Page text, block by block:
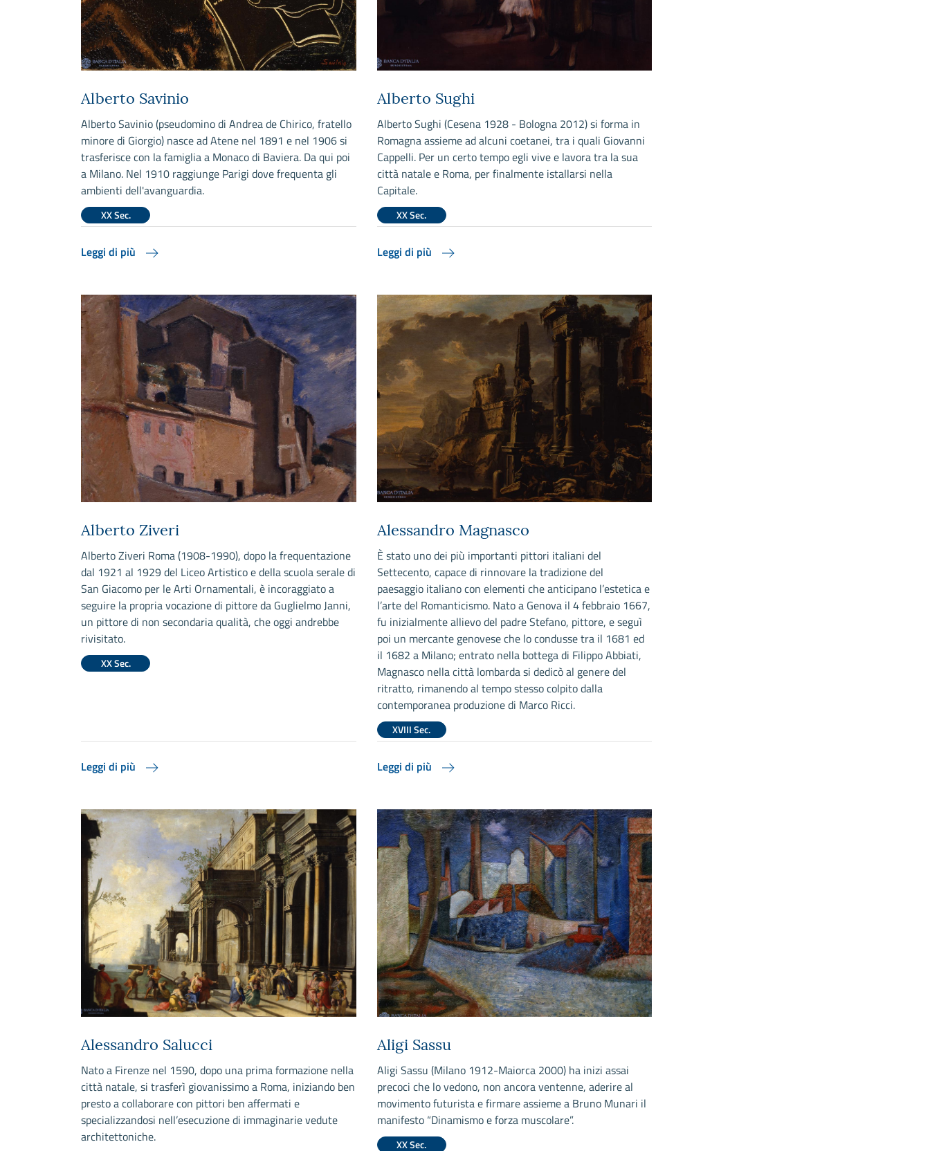
Alberto Savinio
Alberto Savinio (pseudomino di Andrea de Chirico, fratello
minore di Giorgio) nasce ad Atene nel 1891 e nel 1906 si
trasferisce con la famiglia a Monaco di Baviera. Da qui poi
a Milano. Nel 1910 raggiunge Parigi dove frequenta gli
ambienti dell'avanguardia.
XX Sec.
Leggi di più
Alberto Sughi
Alberto Sughi (Cesena 1928 - Bologna 2012) si forma in
Romagna assieme ad alcuni coetanei, tra i quali Giovanni
Cappelli. Per un certo tempo egli vive e lavora tra la sua
città natale e Roma, per finalmente istallarsi nella
Capitale.
XX Sec.
Leggi di più
Alberto Ziveri
Alberto Ziveri Roma (1908-1990), dopo la frequentazione
dal 1921 al 1929 del Liceo Artistico e della scuola serale di
San Giacomo per le Arti Ornamentali, è incoraggiato a
seguire la propria vocazione di pittore da Guglielmo Janni,
un pittore di non secondaria qualità, che oggi andrebbe
rivisitato.
XX Sec.
Leggi di più
Alessandro Magnasco
È stato uno dei più importanti pittori italiani del
Settecento, capace di rinnovare la tradizione del
paesaggio italiano con elementi che anticipano l’estetica e
l’arte del Romanticismo. Nato a Genova il 4 febbraio 1667,
fu inizialmente allievo del padre Stefano, pittore, e seguì
poi un mercante genovese che lo condusse tra il 1681 ed
il 1682 a Milano; entrato nella bottega di Filippo Abbiati,
Magnasco nella città lombarda si dedicò al genere del
ritratto, rimanendo al tempo stesso colpito dalla
contemporanea produzione di Marco Ricci.
XVIII Sec.
Leggi di più
Alessandro Salucci
Nato a Firenze nel 1590, dopo una prima formazione nella
città natale, si trasferì giovanissimo a Roma, iniziando ben
presto a collaborare con pittori ben affermati e
specializzandosi nell’esecuzione di immaginarie vedute
architettoniche.
Aligi Sassu
Aligi Sassu (Milano 1912-Maiorca 2000) ha inizi assai
precoci che lo vedono, non ancora ventenne, aderire al
movimento futurista e firmare assieme a Bruno Munari il
manifesto “Dinamismo e forza muscolare”.
XX Sec.